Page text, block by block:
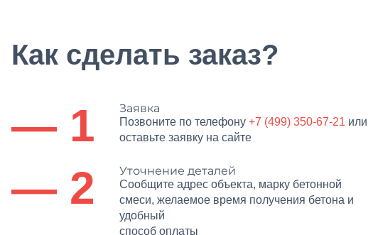
Как сделать заказ?
— 1 Заявка
Позвоните по телефону +7 (499) 350-67-21 или
оставьте заявку на сайте
— 2 Уточнение деталей
Сообщите адрес объекта, марку бетонной
смеси, желаемое время получения бетона и
удобный
способ оплаты